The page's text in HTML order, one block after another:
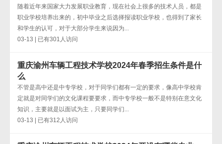
随着近年来国家大力发展职业教育，现在社会上很多的技术人员，都是
职业学校培养出来的，初中毕业之后选择报读职业学校，也得到了家长
和学生的认可，对于大部分学生来说因为...
03-13 | 已有301人访问
重庆渝州车辆工程技术学校2024年春季招生条件是什
么
不管是高中还是中专学校，对于同学们都有一定的要求，像高中学校肯
定就是对同学们的文化课程要要求，而中专学校一般不是特别在意文化
知识，主要就是以面试为主，只要同学们...
03-13 | 已有312人访问